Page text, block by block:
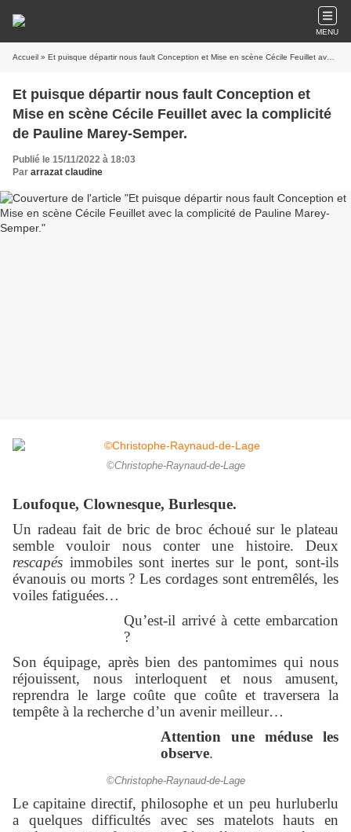
MENU
Accueil » Et puisque départir nous fault Conception et Mise en scène Cécile Feuillet avec la complicité de Pauline Marey-Semper.
Et puisque départir nous fault Conception et
Mise en scène Cécile Feuillet avec la complicité
de Pauline Marey-Semper.
Publié le 15/11/2022 à 18:03
Par arrazat claudine
©Christophe-Raynaud-de-Lage
Loufoque, Clownesque, Burlesque.
Un radeau fait de bric de broc échoué sur le plateau
semble vouloir nous conter une histoire. Deux
rescapés immobiles sont inertes sur le pont, sont-ils
évanouis ou morts ? Les cordages sont entremêlés, les
voiles fatiguées…
Qu’est-il arrivé à cette embarcation
?
Son équipage, après bien des pantomimes qui nous
réjouissent, nous interloquent et nous amusent,
reprendra le large coûte que coûte et traversera la
tempête à la recherche d’un avenir meilleur…
Attention une méduse les
observe.
©Christophe-Raynaud-de-Lage
Le capitaine directif, philosophe et un peu hurluberlu
a quelques difficultés avec ses matelots hauts en